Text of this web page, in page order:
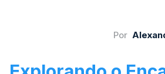
Por